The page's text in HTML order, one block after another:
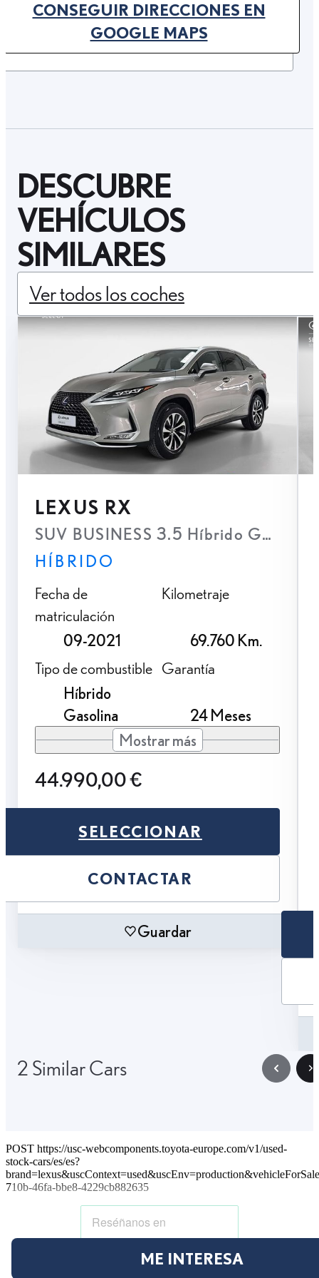
CONSEGUIR DIRECCIONES EN
GOOGLE MAPS(OPENS IN NEW TAB)
DESCUBRE
VEHÍCULOS
SIMILARES
Ver todos los coches
LEXUS RX
SUV BUSINESS 3.5 Híbrido
HÍBRIDO
Fecha de
matriculación
09-2021
Kilometraje
69.760 Km.
Tipo de combustible
Híbrido
Gasolina
Garantía
24 Meses
Mostrar más
44.990,00 €
SELECCIONAR
CONTACTAR
Guardar
2 Similar Cars
ME INTERESA
POST https://usc-webcomponents.toyota-europe.com/v1/used-
stock-cars/es/es?
710b-46fa-bbe8-4229cb882635